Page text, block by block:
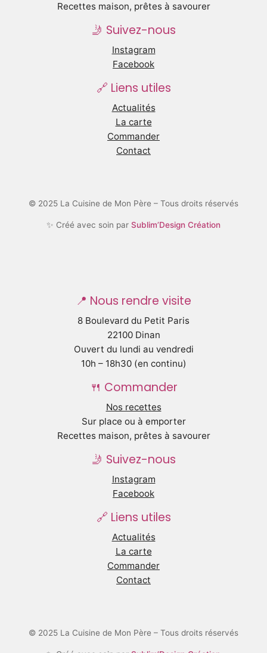
Recettes maison, prêtes à savourer
🤳 Suivez-nous
Instagram
Facebook
🔗 Liens utiles
Actualités
La carte
Commander
Contact
© 2025 La Cuisine de Mon Père – Tous droits réservés
✨ Créé avec soin par Sublim’Design Création
📍 Nous rendre visite
8 Boulevard du Petit Paris
22100 Dinan
Ouvert du lundi au vendredi
10h – 18h30 (en continu)
🍴 Commander
Nos recettes
Sur place ou à emporter
Recettes maison, prêtes à savourer
🤳 Suivez-nous
Instagram
Facebook
🔗 Liens utiles
Actualités
La carte
Commander
Contact
© 2025 La Cuisine de Mon Père – Tous droits réservés